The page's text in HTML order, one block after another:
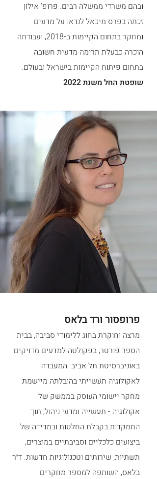
ובהם משרדי ממשלה רבים. פרופ' אילון
זכתה בפרס מיכאל לנדאו על מדעים
ומחקר בתחום הקיימות ב-2018, ועבודתה
הוכרה כבעלת תרומה מדעית חשובה
בתחום פיתוח הקיימות בישראל ובעולם.
שופטת החל משנת 2022
פרופסור ורד בלאס
מרצה וחוקרת בחוג ללימודי סביבה, בבית
הספר פורטר, בפקולטה למדעים מדויקים
באוניברסיטת תל אביב. המעבדה
לאקולוגיה תעשייתי בהובלתה מיישמת
מחקר יישומי העוסק בממשק של
אקולוגיה - תעשייה ומדעי ניהול, תוך
התמקדות בקבלת החלטות ובמדידה של
ביצועים כלכליים וסביבתיים במוצרים,
תשתיות, שירותים וטכנולוגיות חדשות. ד״ר
בלאס, השותפה למספר מחקרים